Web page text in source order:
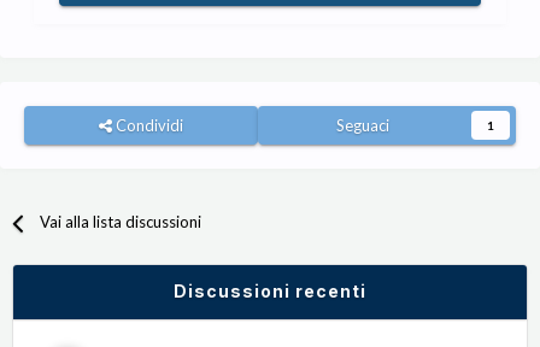
Condividi Seguaci 1
Vai alla lista discussioni
Discussioni recenti